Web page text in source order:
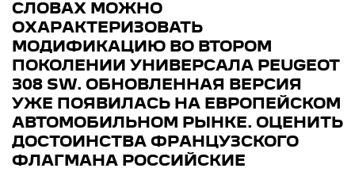
СЛОВАХ МОЖНО
ОХАРАКТЕРИЗОВАТЬ
МОДИФИКАЦИЮ ВО ВТОРОМ
ПОКОЛЕНИИ УНИВЕРСАЛА PEUGEOT
308 SW. ОБНОВЛЕННАЯ ВЕРСИЯ
УЖЕ ПОЯВИЛАСЬ НА ЕВРОПЕЙСКОМ
АВТОМОБИЛЬНОМ РЫНКЕ. ОЦЕНИТЬ
ДОСТОИНСТВА ФРАНЦУЗСКОГО
ФЛАГМАНА РОССИЙСКИЕ